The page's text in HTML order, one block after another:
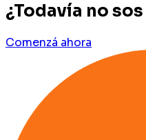
¿Todavía no
Comenzá ahora